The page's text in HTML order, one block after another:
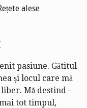
pasiune. Gătitul
și locul care mă
Mă destind -
tot timpul,